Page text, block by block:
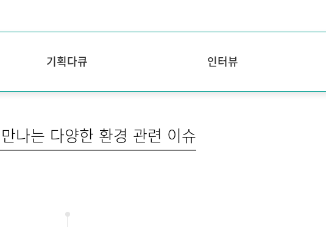
기획다큐 인터뷰
나는 다양한 환경 관련 이슈